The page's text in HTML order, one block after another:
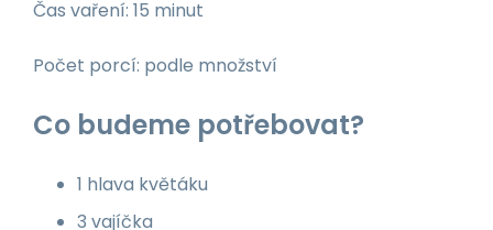
Čas vaření: 15 minut
Počet porcí: podle množství
Co budeme potřebovat?
1 hlava květáku
3 vajíčka